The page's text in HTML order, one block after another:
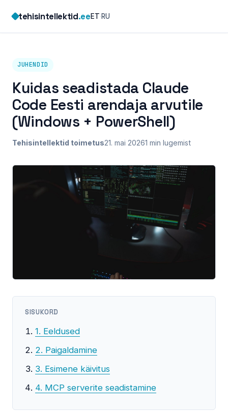
content
tehisintellektid.eeET·RU
JUHENDID
Kuidas seadistada Claude
Code Eesti arendaja arvutile
(Windows + PowerShell)
Tehisintellektid toimetus21. mai 20261 min lugemist
SISUKORD
1. Eeldused
2. Paigaldamine
3. Esimene käivitus
4. MCP serverite seadistamine